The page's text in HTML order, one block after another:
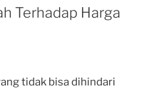
Terhadap Harga
tidak bisa dihindari